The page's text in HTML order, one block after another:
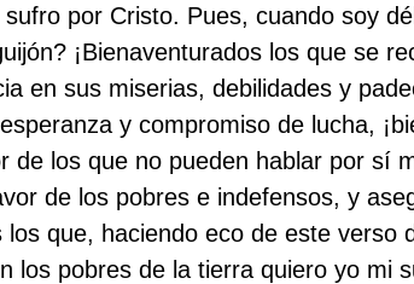
por Cristo. Pues, cuando soy
¡Bienaventurados los que se
en sus miserias, debilidades y
y compromiso de lucha,
de los que no pueden hablar por sí
de los pobres e indefensos, y
los que, haciendo eco de este
los pobres de la tierra quiero yo mi